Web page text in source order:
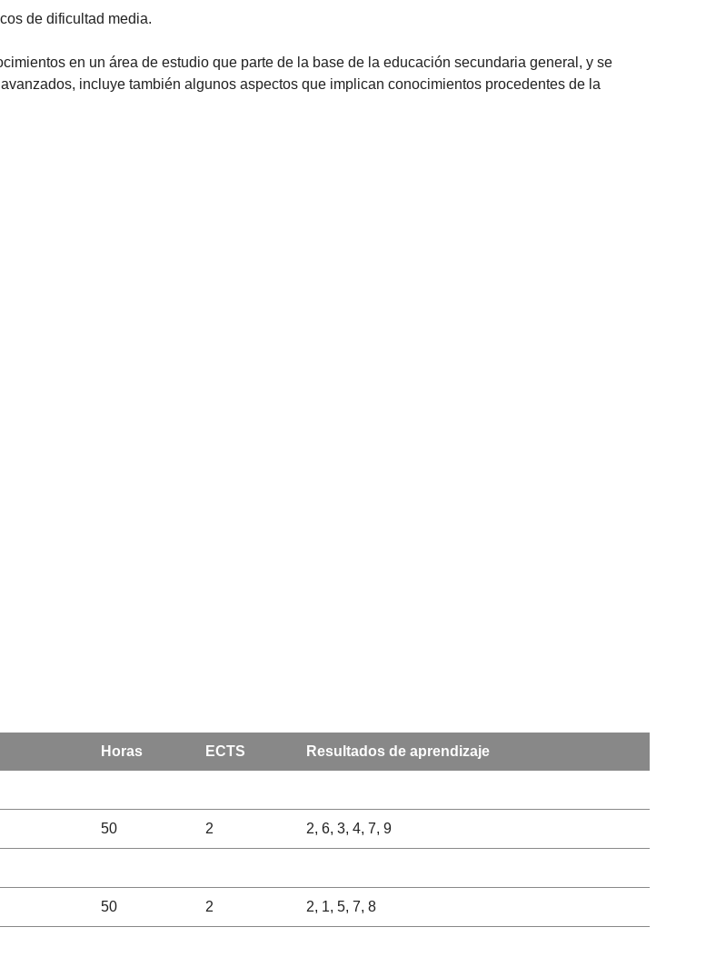
de dificultad media.
en un área de estudio que parte de la base de la educación secundaria general, y se
incluye también algunos aspectos que implican conocimientos procedentes de la
Horas ECTS Resultados de aprendizaje
50 2 2, 6, 3, 4, 7, 9
50 2 2, 1, 5, 7, 8